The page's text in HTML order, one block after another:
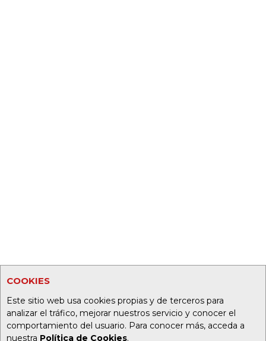
COOKIES
Este sitio web usa cookies propias y de terceros para
analizar el tráfico, mejorar nuestros servicio y conocer el
comportamiento del usuario. Para conocer más, acceda a
nuestra Política de Cookies.